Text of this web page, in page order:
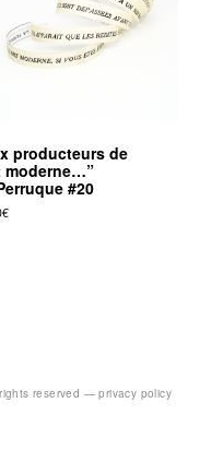
producteurs de
moderne…”
#20
€
reserved —privacy policy